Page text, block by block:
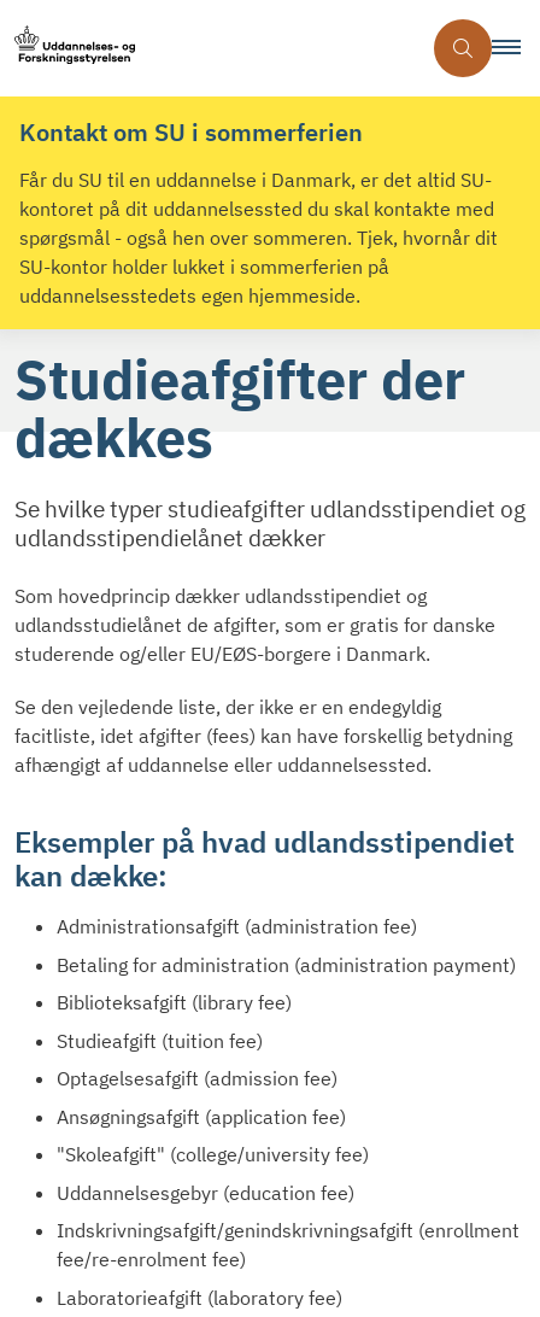
Kontakt om SU i sommerferien
Får du SU til en uddannelse i Danmark, er det altid SU-
kontoret på dit uddannelsessted du skal kontakte med
spørgsmål - også hen over sommeren. Tjek, hvornår dit
SU-kontor holder lukket i sommerferien på
uddannelsesstedets egen hjemmeside.
Studieafgifter der
dækkes
Se hvilke typer studieafgifter udlandsstipendiet og
udlandsstipendielånet dækker
Som hovedprincip dækker udlandsstipendiet og
udlandsstudielånet de afgifter, som er gratis for danske
studerende og/eller EU/EØS-borgere i Danmark.
Se den vejledende liste, der ikke er en endegyldig
facitliste, idet afgifter (fees) kan have forskellig betydning
afhængigt af uddannelse eller uddannelsessted.
Eksempler på hvad udlandsstipendiet
kan dække:
Administrationsafgift (administration fee)
Betaling for administration (administration payment)
Biblioteksafgift (library fee)
Studieafgift (tuition fee)
Optagelsesafgift (admission fee)
Ansøgningsafgift (application fee)
"Skoleafgift" (college/university fee)
Uddannelsesgebyr (education fee)
Indskrivningsafgift/genindskrivningsafgift (enrollment
fee/re-enrolment fee)
Laboratorieafgift (laboratory fee)